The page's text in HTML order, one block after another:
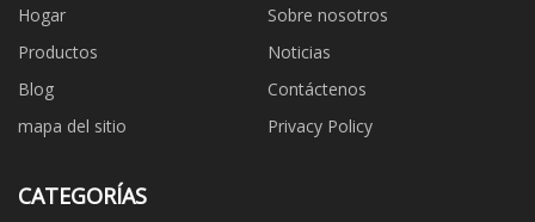
Hogar
Sobre nosotros
Productos
Noticias
Blog
Contáctenos
mapa del sitio
Privacy Policy
CATEGORÍAS